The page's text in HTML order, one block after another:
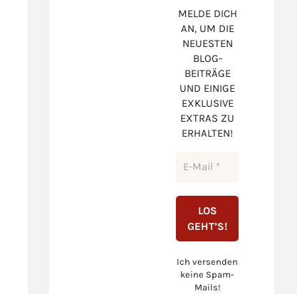
MELDE DICH
AN, UM DIE
NEUESTEN
BLOG-
BEITRÄGE
UND EINIGE
EXKLUSIVE
EXTRAS ZU
ERHALTEN!
Ich versenden
keine Spam-
Mails!